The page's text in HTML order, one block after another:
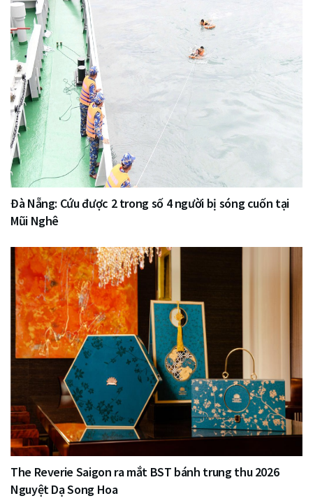
Đà Nẵng: Cứu được 2 trong số 4 người bị sóng cuốn tại
Mũi Nghê
The Reverie Saigon ra mắt BST bánh trung thu 2026
Nguyệt Dạ Song Hoa